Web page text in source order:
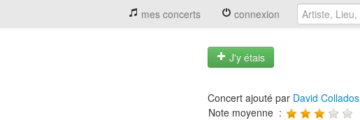
mes concerts connexion
J'y étais
Concert ajouté par David Collados
Note moyenne :